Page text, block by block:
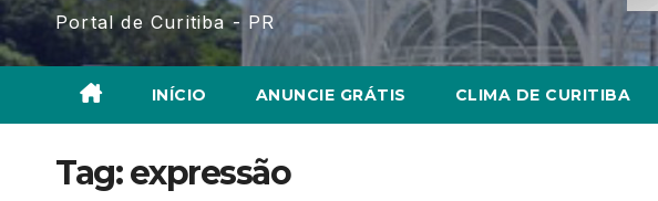
Portal de Curitiba - PR
INÍCIO ANUNCIE GRÁTIS CLIMA DE CURITIBA
Tag:expressão